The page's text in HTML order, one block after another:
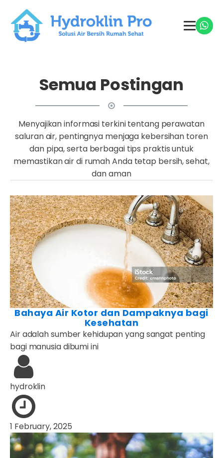
Semua Postingan
Menyajikan informasi terkini tentang perawatan
saluran air, pentingnya menjaga kebersihan toren
dan pipa, serta berbagai tips praktis untuk
memastikan air di rumah Anda tetap bersih, sehat,
dan aman
Bahaya Air Kotor dan Dampaknya bagi
Kesehatan
Air adalah sumber kehidupan yang sangat penting
bagi manusia dibumi ini
hydroklin
1 February, 2025